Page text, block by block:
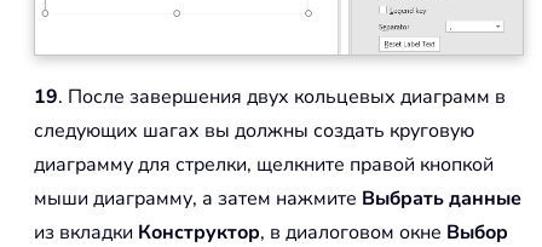
19. После завершения двух кольцевых диаграмм в
следующих шагах вы должны создать круговую
диаграмму для стрелки, щелкните правой кнопкой
мыши диаграмму, а затем нажмите Выбрать данные
из вкладки Конструктор, в диалоговом окне Выбор